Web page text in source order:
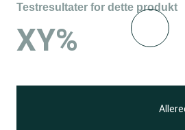
Testresultater for dette produkt
XY%